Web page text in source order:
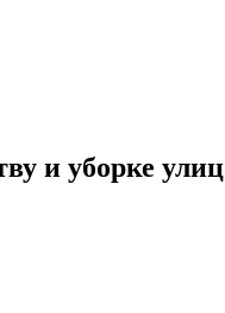
и уборке улиц